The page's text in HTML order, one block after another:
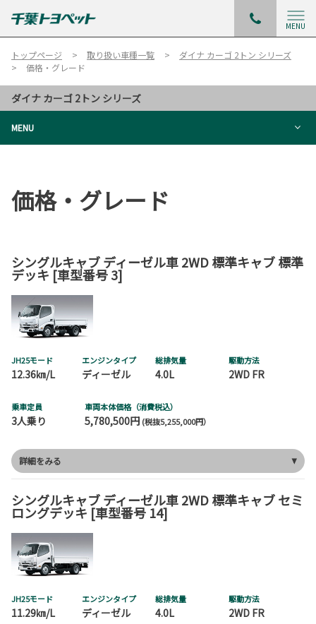
MENU
トップページ 取り扱い車種一覧
ダイナ カーゴ 2トン シリーズ
価格・グレード
ダイナ カーゴ 2トン シリーズ
MENU
価格・グレード
シングルキャブ ディーゼル車 2WD 標準キャブ 標準
デッキ [車型番号 3]
JH25モード
12.36㎞/L
エンジンタイプ
ディーゼル
総排気量
4.0L
駆動方法
2WD FR
乗車定員
3人乗り
車両本体価格（消費税込）
5,780,500円 (税抜5,255,000円）
詳細をみる
シングルキャブ ディーゼル車 2WD 標準キャブ セミ
ロングデッキ [車型番号 14]
JH25モード
11.29㎞/L
エンジンタイプ
ディーゼル
総排気量
4.0L
駆動方法
2WD FR